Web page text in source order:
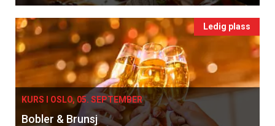
Ledig plass
KURS I OSLO, 05. SEPTEMBER
Bobler & Brunsj